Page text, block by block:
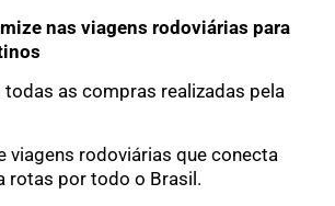
nas viagens rodoviárias para
todas as compras realizadas pela
viagens rodoviárias que conecta
rotas por todo o Brasil.